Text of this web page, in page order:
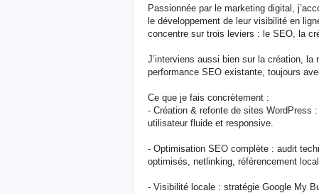
Passionnée par le marketing digital,
le développement de leur visibilité en
concentre sur trois leviers : le SEO, la
J’interviens aussi bien sur la création, la
performance SEO existante, toujours
Ce que je fais concrètement :
- Création & refonte de sites WordPress
utilisateur fluide et responsive.
- Optimisation SEO complète : audit
optimisés, netlinking, référencement
- Visibilité locale : stratégie Google My